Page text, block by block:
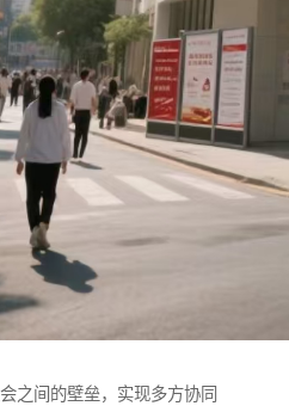
之间的壁垒，实现多方协同